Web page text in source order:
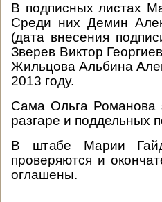
В подписных листах
Среди них Демин
(дата внесения
Зверев Виктор
Жильцова Альбина
2013 году.
Сама Ольга Романова
разгаре и поддельных
В штабе Марии
проверяются и
оглашены.